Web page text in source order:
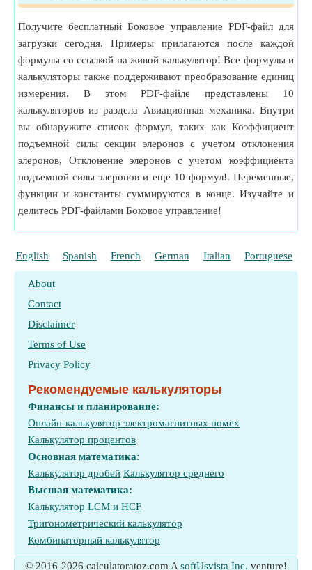
Получите бесплатный Боковое управление PDF-файл для
загрузки сегодня. Примеры прилагаются после каждой
формулы со ссылкой на живой калькулятор! Все формулы и
калькуляторы также поддерживают преобразование единиц
измерения. В этом PDF-файле представлены 10
калькуляторов из раздела Авиационная механика. Внутри
вы обнаружите список формул, таких как Коэффициент
подъемной силы секции элеронов с учетом отклонения
элеронов, Отклонение элеронов с учетом коэффициента
подъемной силы элеронов и еще 10 формул!. Переменные,
функции и константы суммируются в конце. Изучайте и
делитесь PDF-файлами Боковое управление!
English Spanish French German Italian Portuguese
About
Contact
Disclaimer
Terms of Use
Privacy Policy
Рекомендуемые калькуляторы
Финансы и планирование:
Онлайн-калькулятор электромагнитных помех
Калькулятор процентов
Основная математика:
Калькулятор дробей Калькулятор среднего
Высшая математика:
Калькулятор LCM и HCF
Тригонометрический калькулятор
Комбинаторный калькулятор
© 2016-2026 calculatoratoz.com A softUsvista Inc. venture!